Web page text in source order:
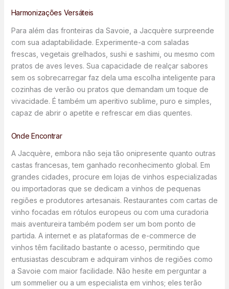
Harmonizações Versáteis
Para além das fronteiras da Savoie, a Jacquère surpreende
com sua adaptabilidade. Experimente-a com saladas
frescas, vegetais grelhados, sushi e sashimi, ou mesmo com
pratos de aves leves. Sua capacidade de realçar sabores
sem os sobrecarregar faz dela uma escolha inteligente para
cozinhas de verão ou pratos que demandam um toque de
vivacidade. É também um aperitivo sublime, puro e simples,
capaz de abrir o apetite e refrescar em dias quentes.
Onde Encontrar
A Jacquère, embora não seja tão onipresente quanto outras
castas francesas, tem ganhado reconhecimento global. Em
grandes cidades, procure em lojas de vinhos especializadas
ou importadoras que se dedicam a vinhos de pequenas
regiões e produtores artesanais. Restaurantes com cartas de
vinho focadas em rótulos europeus ou com uma curadoria
mais aventureira também podem ser um bom ponto de
partida. A internet e as plataformas de e-commerce de
vinhos têm facilitado bastante o acesso, permitindo que
entusiastas descubram e adquiram vinhos de regiões como
a Savoie com maior facilidade. Não hesite em perguntar a
um sommelier ou a um especialista em vinhos; eles terão